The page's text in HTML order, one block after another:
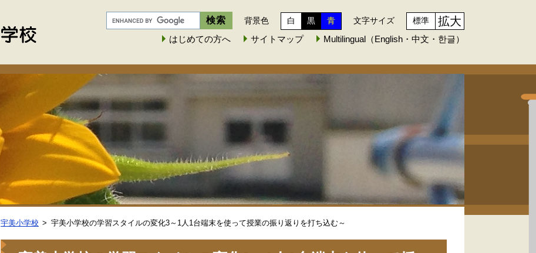
背景色 白 黒 青 文字サイズ 標準 拡大
はじめての方へ サイトマップ Multilingual（English・中文・한글）
宇美小学校 宇美小学校の学習スタイルの変化3～1人1台端末を使って授業の振り返りを打ち込む～